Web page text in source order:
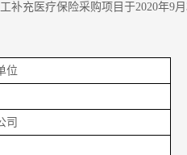
补充医疗保险采购项目于2020年9
位
司